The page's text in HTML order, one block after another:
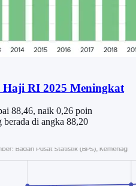
Haji RI 2025 Meningkat
88,46, naik 0,26 poin
berada di angka 88,20